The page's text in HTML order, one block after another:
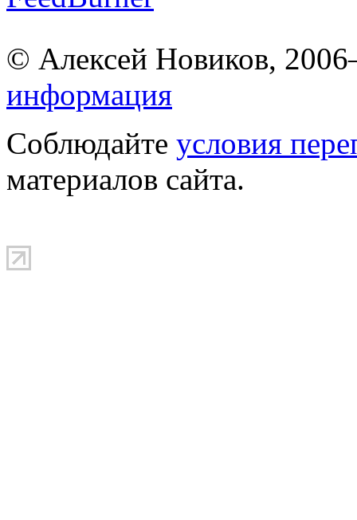
© Алексей Новиков,
информация
Соблюдайте условия
материалов сайта.